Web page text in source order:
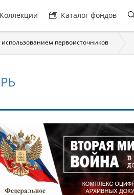
Коллекции Каталог фондов
первоисточников